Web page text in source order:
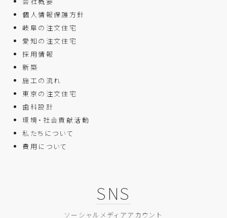
個人情報保護方針
岐阜の注文住宅
愛知の注文住宅
採用情報
新築
施工の流れ
東京の注文住宅
歯科設計
環境・社会貢献活動
私たちについて
費用について
SNS
ソーシャルメディアアカウント